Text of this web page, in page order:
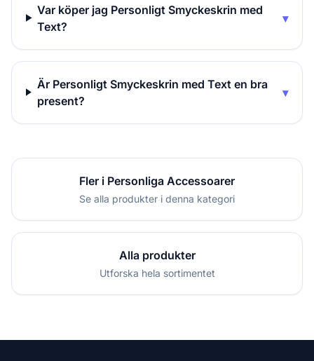
Var köper jag Personligt Smyckeskrin med
Text?
▾
Är Personligt Smyckeskrin med Text en bra
present?
▾
Fler i Personliga Accessoarer
Se alla produkter i denna kategori
Alla produkter
Utforska hela sortimentet